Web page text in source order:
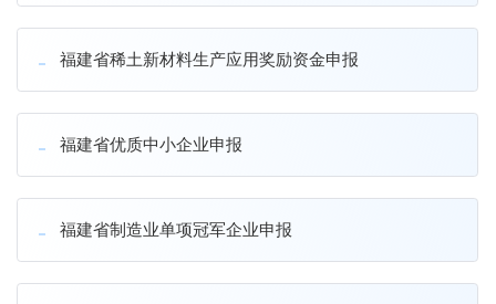
福建省稀土新材料生产应用奖励资金申报
福建省优质中小企业申报
福建省制造业单项冠军企业申报